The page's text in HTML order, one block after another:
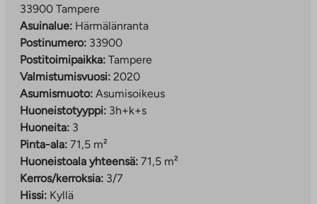
33900 Tampere
Asuinalue: Härmälänranta
Postinumero: 33900
Postitoimipaikka: Tampere
Valmistumisvuosi: 2020
Asumismuoto: Asumisoikeus
Huoneistotyyppi: 3h+k+s
Huoneita: 3
Pinta-ala: 71,5 m²
Huoneistoala yhteensä: 71,5 m²
Kerros/kerroksia: 3/7
Hissi: Kyllä